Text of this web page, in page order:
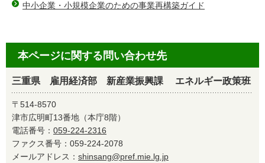
中小企業・小規模企業のための事業再構築ガイド
本ページに関する問い合わせ先
三重県 雇用経済部 新産業振興課 エネルギー政策班
〒514-8570
津市広明町13番地（本庁8階）
電話番号： 059-224-2316
ファクス番号：059-224-2078
メールアドレス： shinsang@pref.mie.lg.jp